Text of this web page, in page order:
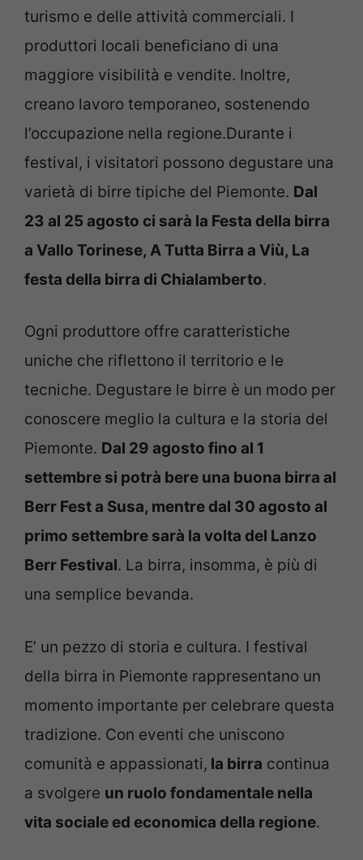
turismo e delle attività commerciali. I
produttori locali beneficiano di una
maggiore visibilità e vendite. Inoltre,
creano lavoro temporaneo, sostenendo
l’occupazione nella regione.Durante i
festival, i visitatori possono degustare una
varietà di birre tipiche del Piemonte. Dal
23 al 25 agosto ci sarà la Festa della birra
a Vallo Torinese, A Tutta Birra a Viù, La
festa della birra di Chialamberto.
Ogni produttore offre caratteristiche
uniche che riflettono il territorio e le
tecniche. Degustare le birre è un modo per
conoscere meglio la cultura e la storia del
Piemonte. Dal 29 agosto fino al 1
settembre si potrà bere una buona birra al
Berr Fest a Susa, mentre dal 30 agosto al
primo settembre sarà la volta del Lanzo
Berr Festival. La birra, insomma, è più di
una semplice bevanda.
E’ un pezzo di storia e cultura. I festival
della birra in Piemonte rappresentano un
momento importante per celebrare questa
tradizione. Con eventi che uniscono
comunità e appassionati, la birra continua
a svolgere un ruolo fondamentale nella
vita sociale ed economica della regione.